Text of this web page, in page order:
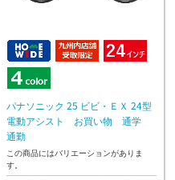
パナソニック 25 ビビ・ＥＸ 24型
電動アシスト お買い物 通学
通勤
この商品にはバリエーションがありま
す。